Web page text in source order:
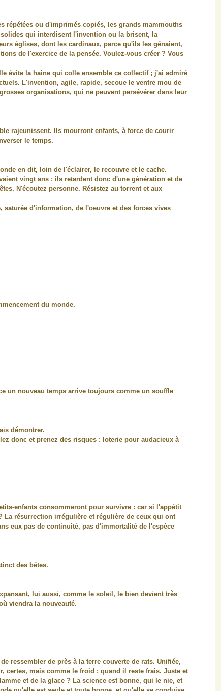
répétées ou d'imprimés copiés, les grands mammouths
qui interdisent l'invention ou la brisent, la
églises, dont les cardinaux, parce qu'ils les gênaient,
de l'exercice de la pensée. Voulez-vous créer ? Vous
évite la haine qui colle ensemble ce collectif ; j'ai admiré
L'invention, agile, rapide, secoue le ventre mou de
organisations, qui ne peuvent persévérer dans leur
rajeunissent. Ils mourront enfants, à force de courir
le temps.
en dit, loin de l'éclairer, le recouvre et le cache.
vingt ans : ils retardent donc d'une génération et de
N'écoutez personne. Résistez au torrent et aux
d'information, de l'oeuvre et des forces vives
du monde.
un nouveau temps arrive toujours comme un souffle
démontrer.
donc et prenez des risques : loterie pour audacieux à
enfants consommeront pour survivre : car si l'appétit
La résurrection irrégulière et régulière de ceux qui ont
eux pas de continuité, pas d'immortalité de l'espèce
des bêtes.
lui aussi, comme le soleil, le bien devient très
viendra la nouveauté.
ressembler de près à la terre couverte de rats. Unifiée,
certes, mais comme le froid : quand il reste frais. Juste et
et de la glace ? La science est bonne, qui le nie, et